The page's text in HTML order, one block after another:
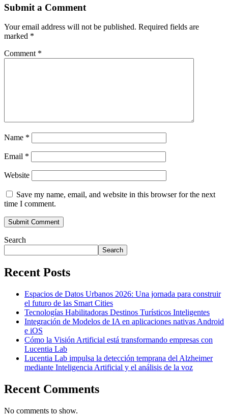
Submit a Comment
Your email address will not be published. Required fields are
marked *
Comment *
Name *
Email *
Website
Save my name, email, and website in this browser for the next
time I comment.
Search
Search
Recent Posts
Espacios de Datos Urbanos 2026: Una jornada para construir
el futuro de las Smart Cities
Tecnologías Habilitadoras Destinos Turísticos Inteligentes
Integración de Modelos de IA en aplicaciones nativas Android
e iOS
Cómo la Visión Artificial está transformando empresas con
Lucentia Lab
Lucentia Lab impulsa la detección temprana del Alzheimer
mediante Inteligencia Artificial y el análisis de la voz
Recent Comments
No comments to show.